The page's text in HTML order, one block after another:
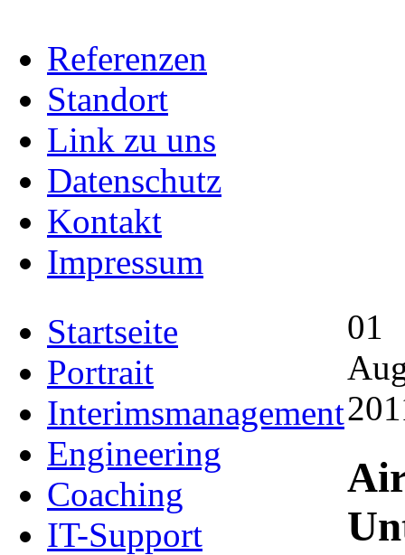
Referenzen
Standort
Link zu uns
Datenschutz
Kontakt
Impressum
Startseite
Portrait
Interimsmanagement
Engineering
Coaching
IT-Support
01